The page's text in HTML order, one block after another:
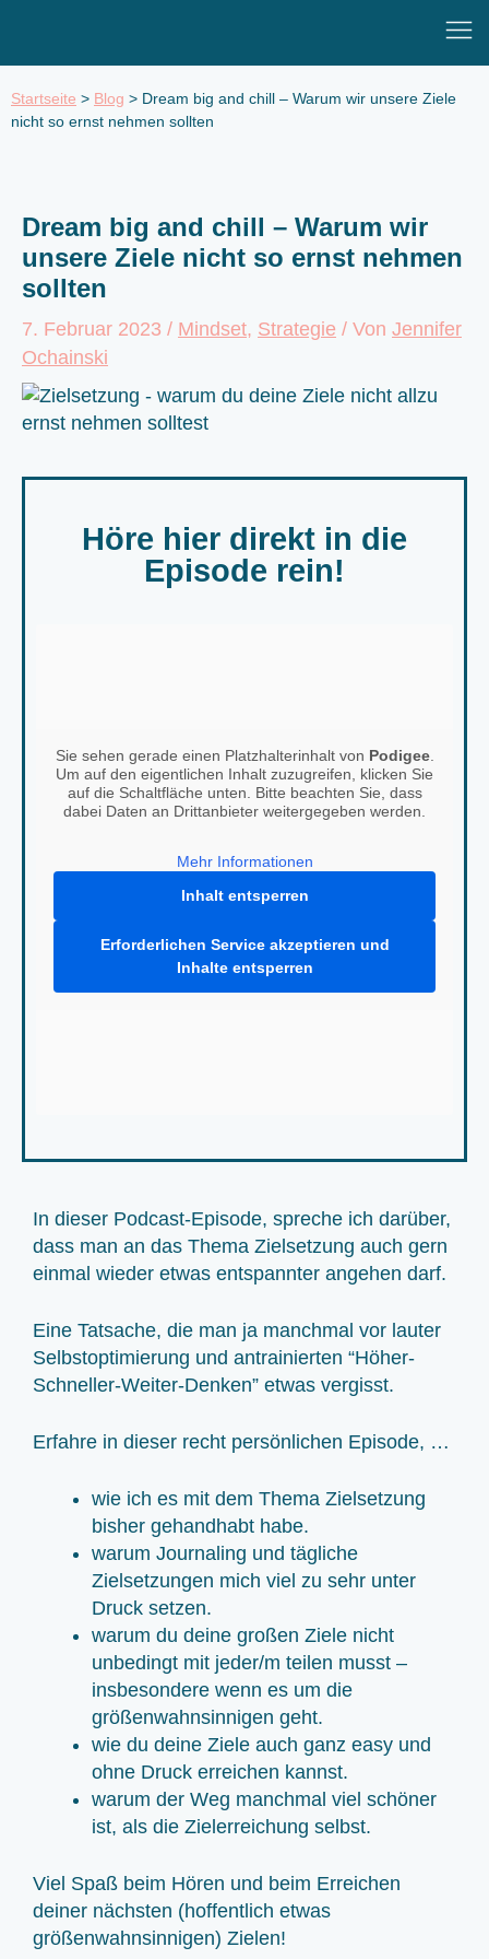
springen
Main
Startseite > Blog > Dream big and chill – Warum wir unsere Ziele
nicht so ernst nehmen sollten
Dream big and chill – Warum wir
unsere Ziele nicht so ernst nehmen
sollten
7. Februar 2023 / Mindset, Strategie / Von Jennifer
Ochainski
Höre hier direkt in die
Episode rein!
Sie sehen gerade einen Platzhalterinhalt von Podigee.
Um auf den eigentlichen Inhalt zuzugreifen, klicken Sie
auf die Schaltfläche unten. Bitte beachten Sie, dass
dabei Daten an Drittanbieter weitergegeben werden.
Mehr Informationen
Inhalt entsperren
Erforderlichen Service akzeptieren und
Inhalte entsperren
In dieser Podcast-Episode, spreche ich darüber,
dass man an das Thema Zielsetzung auch gern
einmal wieder etwas entspannter angehen darf.
Eine Tatsache, die man ja manchmal vor lauter
Selbstoptimierung und antrainierten “Höher-
Schneller-Weiter-Denken” etwas vergisst.
Erfahre in dieser recht persönlichen Episode, …
wie ich es mit dem Thema Zielsetzung
bisher gehandhabt habe.
warum Journaling und tägliche
Zielsetzungen mich viel zu sehr unter
Druck setzen.
warum du deine großen Ziele nicht
unbedingt mit jeder/m teilen musst –
insbesondere wenn es um die
größenwahnsinnigen geht.
wie du deine Ziele auch ganz easy und
ohne Druck erreichen kannst.
warum der Weg manchmal viel schöner
ist, als die Zielerreichung selbst.
Viel Spaß beim Hören und beim Erreichen
deiner nächsten (hoffentlich etwas
größenwahnsinnigen) Zielen!